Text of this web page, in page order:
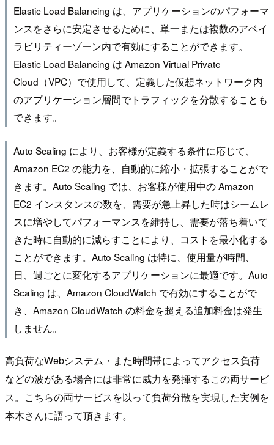
Elastic Load Balancing は、アプリケーションのパフォーマ
ンスをさらに安定させるために、単一または複数のアベイ
ラビリティーゾーン内で有効にすることができます。
Elastic Load Balancing は Amazon Virtual Private
Cloud（VPC）で使用して、定義した仮想ネットワーク内
のアプリケーション層間でトラフィックを分散することも
できます。
Auto Scaling により、お客様が定義する条件に応じて、
Amazon EC2 の能力を、自動的に縮小・拡張することがで
きます。Auto Scaling では、お客様が使用中の Amazon
EC2 インスタンスの数を、需要が急上昇した時はシームレ
スに増やしてパフォーマンスを維持し、需要が落ち着いて
きた時に自動的に減らすことにより、コストを最小化する
ことができます。Auto Scaling は特に、使用量が時間、
日、週ごとに変化するアプリケーションに最適です。Auto
Scaling は、Amazon CloudWatch で有効にすることがで
き、Amazon CloudWatch の料金を超える追加料金は発生
しません。
高負荷なWebシステム・また時間帯によってアクセス負荷
などの波がある場合には非常に威力を発揮するこの両サービ
ス。こちらの両サービスを以って負荷分散を実現した実例を
本木さんに語って頂きます。